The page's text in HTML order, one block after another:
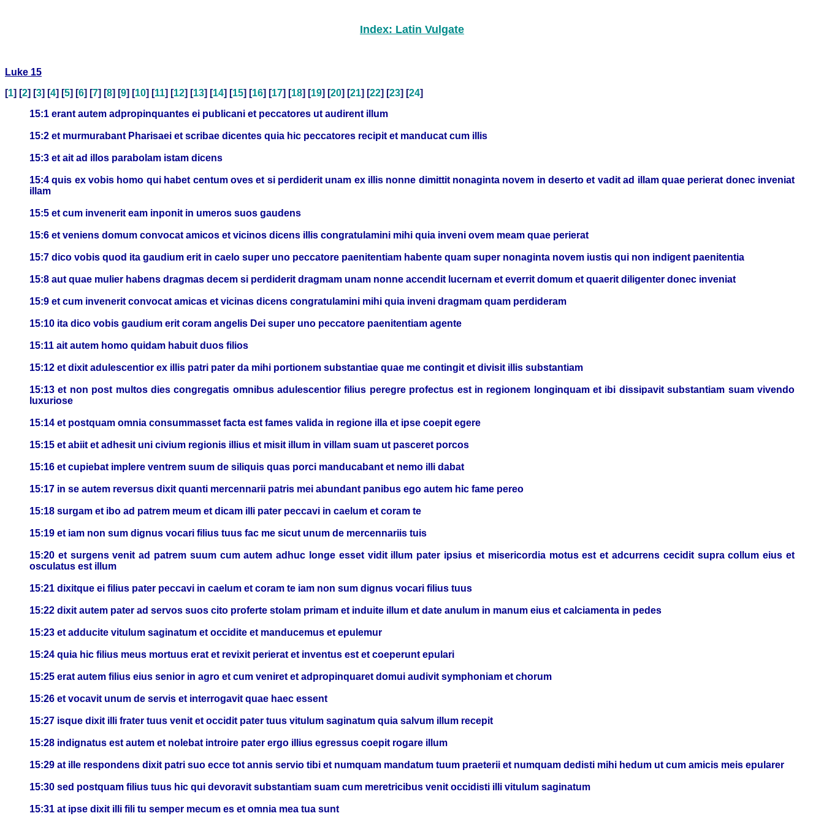
Index: Latin Vulgate
Luke 15
[1] [2] [3] [4] [5] [6] [7] [8] [9] [10] [11] [12] [13] [14] [15] [16] [17] [18] [19] [20] [21] [22] [23] [24]
15:1 erant autem adpropinquantes ei publicani et peccatores ut audirent illum
15:2 et murmurabant Pharisaei et scribae dicentes quia hic peccatores recipit et manducat cum illis
15:3 et ait ad illos parabolam istam dicens
15:4 quis ex vobis homo qui habet centum oves et si perdiderit unam ex illis nonne dimittit nonaginta novem in deserto et vadit ad illam quae perierat donec inveniat
illam
15:5 et cum invenerit eam inponit in umeros suos gaudens
15:6 et veniens domum convocat amicos et vicinos dicens illis congratulamini mihi quia inveni ovem meam quae perierat
15:7 dico vobis quod ita gaudium erit in caelo super uno peccatore paenitentiam habente quam super nonaginta novem iustis qui non indigent paenitentia
15:8 aut quae mulier habens dragmas decem si perdiderit dragmam unam nonne accendit lucernam et everrit domum et quaerit diligenter donec inveniat
15:9 et cum invenerit convocat amicas et vicinas dicens congratulamini mihi quia inveni dragmam quam perdideram
15:10 ita dico vobis gaudium erit coram angelis Dei super uno peccatore paenitentiam agente
15:11 ait autem homo quidam habuit duos filios
15:12 et dixit adulescentior ex illis patri pater da mihi portionem substantiae quae me contingit et divisit illis substantiam
15:13 et non post multos dies congregatis omnibus adulescentior filius peregre profectus est in regionem longinquam et ibi dissipavit substantiam suam vivendo
luxuriose
15:14 et postquam omnia consummasset facta est fames valida in regione illa et ipse coepit egere
15:15 et abiit et adhesit uni civium regionis illius et misit illum in villam suam ut pasceret porcos
15:16 et cupiebat implere ventrem suum de siliquis quas porci manducabant et nemo illi dabat
15:17 in se autem reversus dixit quanti mercennarii patris mei abundant panibus ego autem hic fame pereo
15:18 surgam et ibo ad patrem meum et dicam illi pater peccavi in caelum et coram te
15:19 et iam non sum dignus vocari filius tuus fac me sicut unum de mercennariis tuis
15:20 et surgens venit ad patrem suum cum autem adhuc longe esset vidit illum pater ipsius et misericordia motus est et adcurrens cecidit supra collum eius et
osculatus est illum
15:21 dixitque ei filius pater peccavi in caelum et coram te iam non sum dignus vocari filius tuus
15:22 dixit autem pater ad servos suos cito proferte stolam primam et induite illum et date anulum in manum eius et calciamenta in pedes
15:23 et adducite vitulum saginatum et occidite et manducemus et epulemur
15:24 quia hic filius meus mortuus erat et revixit perierat et inventus est et coeperunt epulari
15:25 erat autem filius eius senior in agro et cum veniret et adpropinquaret domui audivit symphoniam et chorum
15:26 et vocavit unum de servis et interrogavit quae haec essent
15:27 isque dixit illi frater tuus venit et occidit pater tuus vitulum saginatum quia salvum illum recepit
15:28 indignatus est autem et nolebat introire pater ergo illius egressus coepit rogare illum
15:29 at ille respondens dixit patri suo ecce tot annis servio tibi et numquam mandatum tuum praeterii et numquam dedisti mihi hedum ut cum amicis meis epularer
15:30 sed postquam filius tuus hic qui devoravit substantiam suam cum meretricibus venit occidisti illi vitulum saginatum
15:31 at ipse dixit illi fili tu semper mecum es et omnia mea tua sunt